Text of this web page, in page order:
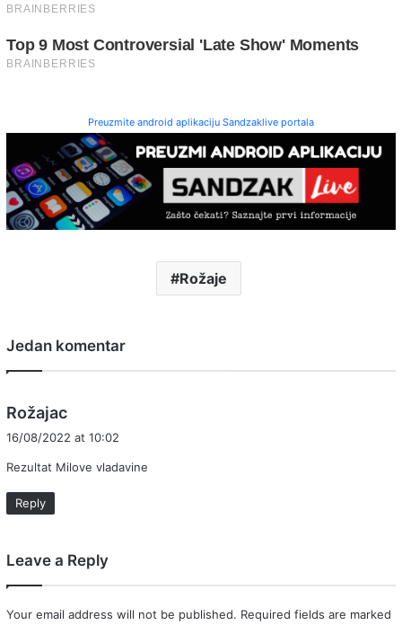
Preuzmite android aplikaciju Sandzaklive portala
Rožaje
Jedan komentar
Rožajac
a
s
16/08/2022 at 10:02
Rezultat Milove vladavine
Reply
Leave a Reply
Your email address will not be published. Required fields are marked